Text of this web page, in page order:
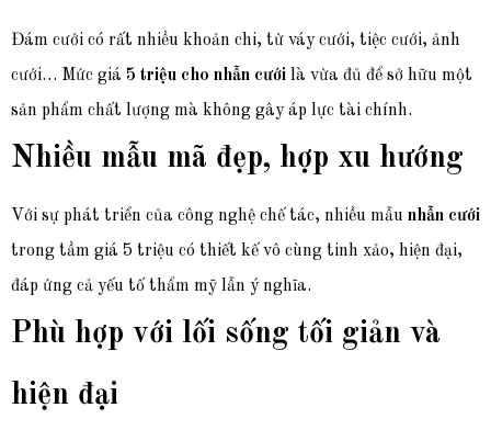
Đám cưới có rất nhiều khoản chi, từ váy cưới, tiệc cưới, ảnh
cưới… Mức giá 5 triệu cho nhẫn cưới là vừa đủ để sở hữu một
sản phẩm chất lượng mà không gây áp lực tài chính.
Nhiều mẫu mã đẹp, hợp xu hướng
Với sự phát triển của công nghệ chế tác, nhiều mẫu nhẫn cưới
trong tầm giá 5 triệu có thiết kế vô cùng tinh xảo, hiện đại,
đáp ứng cả yếu tố thẩm mỹ lẫn ý nghĩa.
Phù hợp với lối sống tối giản và
hiện đại